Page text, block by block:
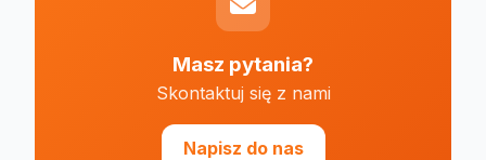
Masz pytania?
Skontaktuj się z nami
Napisz do nas